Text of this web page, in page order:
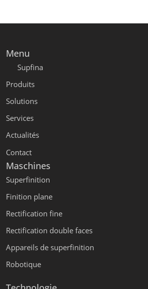
Menu
Supfina
Produits
Solutions
Services
Actualités
Contact
Maschines
Superfinition
Finition plane
Rectification fine
Rectification double faces
Appareils de superfinition
Robotique